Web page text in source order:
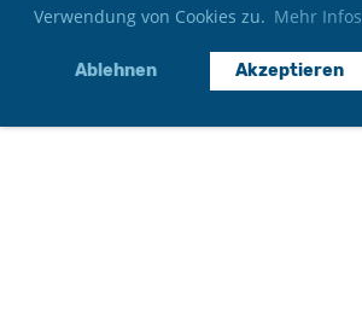
Verwendung von Cookies zu. Mehr Infos
Ablehnen Akzeptieren